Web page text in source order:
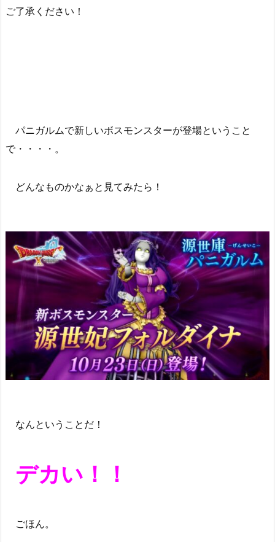
ご了承ください！
パニガルムで新しいボスモンスターが登場ということ
で・・・・。
どんなものかなぁと見てみたら！
なんということだ！
デカい！！
ごほん。